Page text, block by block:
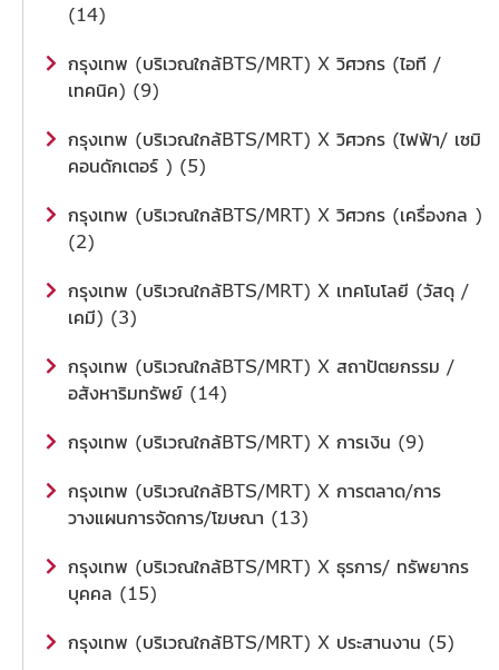
(14)
กรุงเทพ (บริเวณใกล้BTS/MRT) X วิศวกร (ไอที /
เทคนิค) (9)
กรุงเทพ (บริเวณใกล้BTS/MRT) X วิศวกร (ไฟฟ้า/ เซมิ
คอนดักเตอร์ ) (5)
กรุงเทพ (บริเวณใกล้BTS/MRT) X วิศวกร (เครื่องกล )
(2)
กรุงเทพ (บริเวณใกล้BTS/MRT) X เทคโนโลยี (วัสดุ /
เคมี) (3)
กรุงเทพ (บริเวณใกล้BTS/MRT) X สถาปัตยกรรม /
อสังหาริมทรัพย์ (14)
กรุงเทพ (บริเวณใกล้BTS/MRT) X การเงิน (9)
กรุงเทพ (บริเวณใกล้BTS/MRT) X การตลาด/การ
วางแผนการจัดการ/โฆษณา (13)
กรุงเทพ (บริเวณใกล้BTS/MRT) X ธุรการ/ ทรัพยากร
บุคคล (15)
กรุงเทพ (บริเวณใกล้BTS/MRT) X ประสานงาน (5)